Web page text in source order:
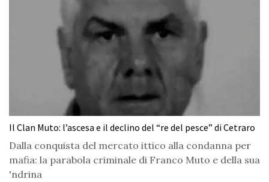
Il Clan Muto: l’ascesa e il declino del “re del pesce” di Cetraro
Dalla conquista del mercato ittico alla condanna per
mafia: la parabola criminale di Franco Muto e della sua
'ndrina